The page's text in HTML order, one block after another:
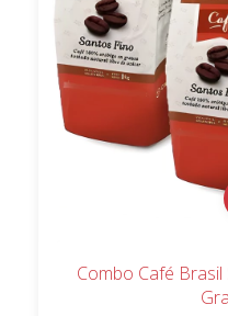
Combo Café